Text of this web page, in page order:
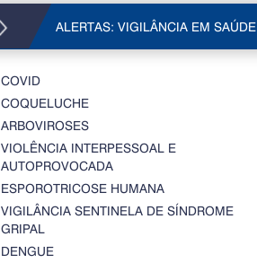
ALERTAS: VIGILÂNCIA EM SAÚDE
COVID
COQUELUCHE
ARBOVIROSES
VIOLÊNCIA INTERPESSOAL E
AUTOPROVOCADA
ESPOROTRICOSE HUMANA
VIGILÂNCIA SENTINELA DE SÍNDROME
GRIPAL
DENGUE